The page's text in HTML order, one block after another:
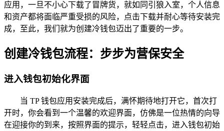
应用，一旦不小心下载了冒牌货，就如同引狼入室，个人信息
和资产都将面临严重受损的风险，点击下载并耐心等待安装完
成，至此，我们就为创建冷钱包迈出了重要的一步。
创建冷钱包流程：步步为营保安全
进入钱包初始化界面
当 TP 钱包应用安装完成后，满怀期待地打开它，首次打
开时，你会看到一个温馨的欢迎界面，仿佛是一位热情的向导
在迎接你的到来，按照界面的提示，轻轻点击，进入钱包初始